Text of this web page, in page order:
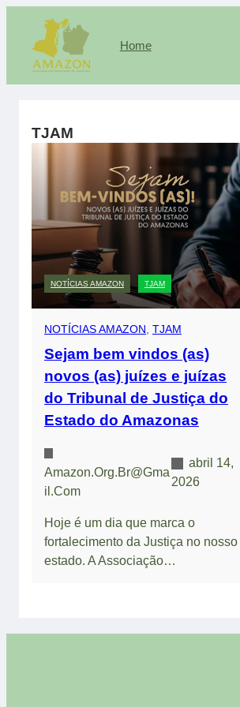
conteúdo
Home
TJAM
NOTÍCIAS AMAZON TJAM
NOTÍCIAS AMAZON TJAM
Sejam bem vindos (as)
novos (as) juízes e juízas
do Tribunal de Justiça do
Estado do Amazonas
Amazon.org.br@gma
Il.com
abril 14,
2026
Hoje é um dia que marca o
fortalecimento da Justiça no nosso
estado. A Associação…